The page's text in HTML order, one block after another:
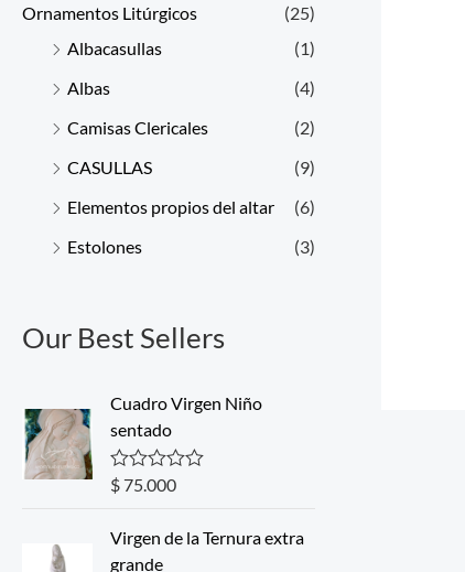
Ornamentos Litúrgicos
(25)
Albacasullas
(1)
Albas
(4)
Camisas Clericales
(2)
CASULLAS
(9)
Elementos propios del altar
(6)
Estolones
(3)
Our Best Sellers
Cuadro Virgen Niño
sentado
R
e
$75.000
Virgen de la Ternura extra
grande